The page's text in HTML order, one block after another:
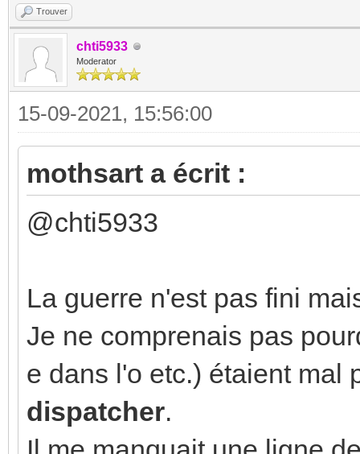
Trouver
chti5933
Moderator
15-09-2021, 15:56:00
mothsart a écrit :
@chti5933
La guerre n'est pas fini
Je ne comprenais pas
e dans l'o etc.) étaient mal
dispatcher.